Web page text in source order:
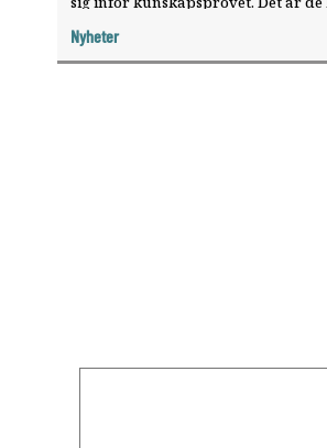
nulägesbedömning av snabbspår
i december 2017.
Nyheter